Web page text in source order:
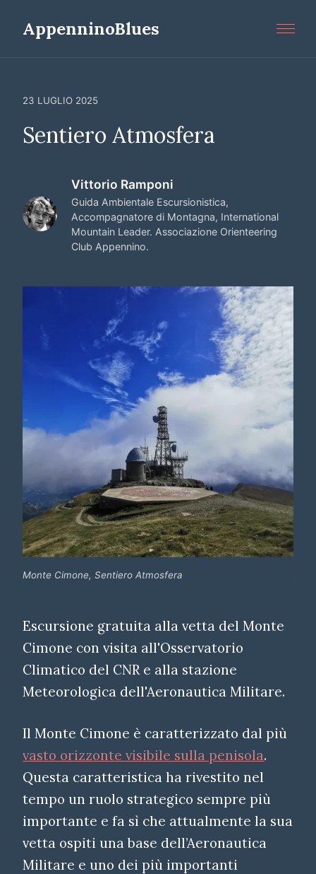
AppenninoBlues
Book
23 LUGLIO 2025
Sentiero Atmosfera
Vittorio Ramponi
Guida Ambientale Escursionistica,
Accompagnatore di Montagna, International
Mountain Leader. Associazione Orienteering
Club Appennino.
Monte Cimone, Sentiero Atmosfera
Escursione gratuita alla vetta del Monte
Cimone con visita all'Osservatorio
Climatico del CNR e alla stazione
Meteorologica dell'Aeronautica Militare.
Il Monte Cimone è caratterizzato dal più
vasto orizzonte visibile sulla penisola.
Questa caratteristica ha rivestito nel
tempo un ruolo strategico sempre più
importante e fa sì che attualmente la sua
vetta ospiti una base dell’Aeronautica
Militare e uno dei più importanti